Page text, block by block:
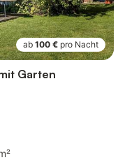
ab 100 € pro Nacht
Garten